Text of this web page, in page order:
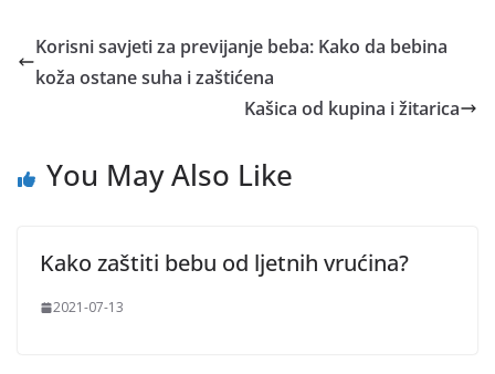
Korisni savjeti za previjanje beba: Kako da bebina
koža ostane suha i zaštićena
Kašica od kupina i žitarica
You May Also Like
Kako zaštiti bebu od ljetnih vrućina?
2021-07-13